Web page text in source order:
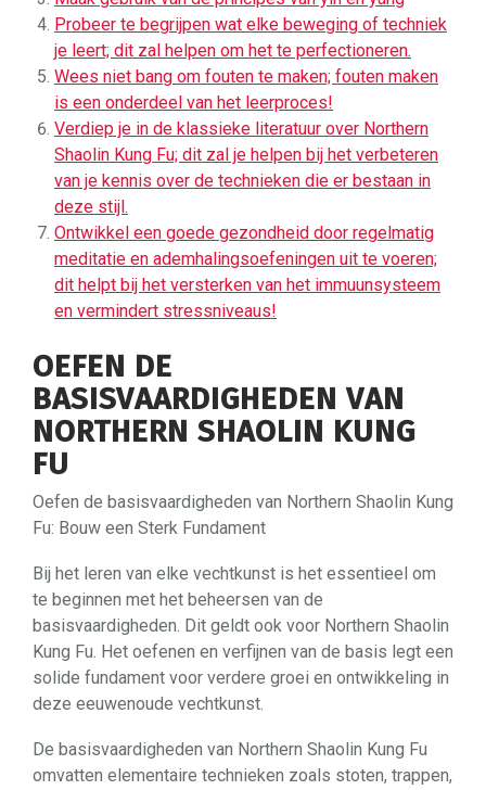
Probeer te begrijpen wat elke beweging of techniek
je leert; dit zal helpen om het te perfectioneren.
Wees niet bang om fouten te maken; fouten maken
is een onderdeel van het leerproces!
Verdiep je in de klassieke literatuur over Northern
Shaolin Kung Fu; dit zal je helpen bij het verbeteren
van je kennis over de technieken die er bestaan ​​in
deze stijl.
Ontwikkel een goede gezondheid door regelmatig
meditatie en ademhalingsoefeningen uit te voeren;
dit helpt bij het versterken van het immuunsysteem
en vermindert stressniveaus!
OEFEN DE
BASISVAARDIGHEDEN VAN
NORTHERN SHAOLIN KUNG
FU
Oefen de basisvaardigheden van Northern Shaolin Kung
Fu: Bouw een Sterk Fundament
Bij het leren van elke vechtkunst is het essentieel om
te beginnen met het beheersen van de
basisvaardigheden. Dit geldt ook voor Northern Shaolin
Kung Fu. Het oefenen en verfijnen van de basis legt een
solide fundament voor verdere groei en ontwikkeling in
deze eeuwenoude vechtkunst.
De basisvaardigheden van Northern Shaolin Kung Fu
omvatten elementaire technieken zoals stoten, trappen,